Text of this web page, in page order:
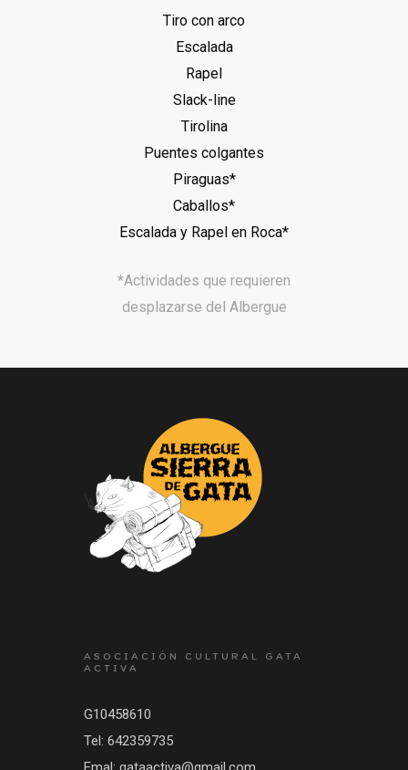
Tiro con arco
Escalada
Rapel
Slack-line
Tirolina
Puentes colgantes
Piraguas*
Caballos*
Escalada y Rapel en Roca*
*Actividades que requieren
desplazarse del Albergue
ASOCIACIÓN CULTURAL GATA
ACTIVA
G10458610
Tel: 642359735